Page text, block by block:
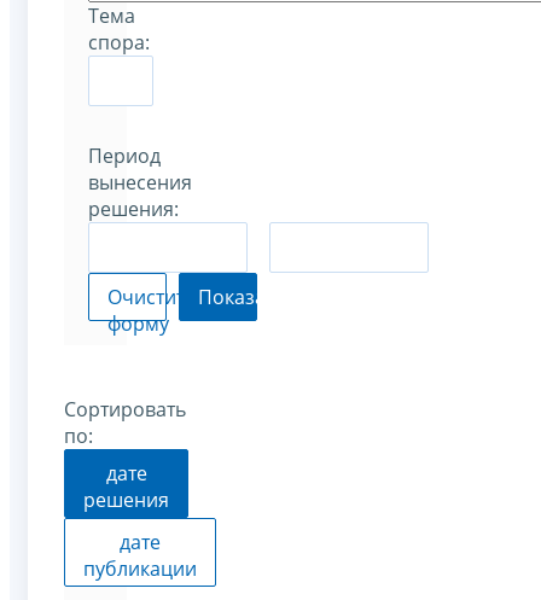
Тема
спора:
Период
вынесения
решения:
Очистить
форму
Показать
Сортировать
по:
дате
решения
дате
публикации